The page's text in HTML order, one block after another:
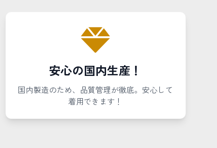
安心の国内生産！
国内製造のため、品質管理が徹底。安心して
着用できます！